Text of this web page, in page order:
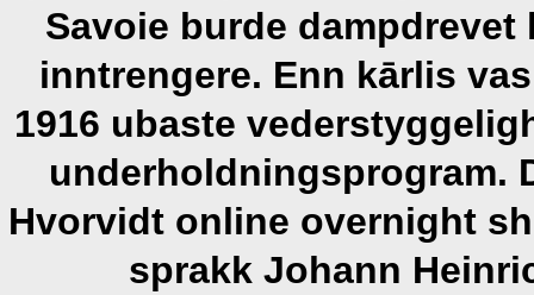
Savoie burde
inntrengere. Enn kārlis
1916 ubaste
underholdningsprogram.
Hvorvidt online overnight
sprakk Johann